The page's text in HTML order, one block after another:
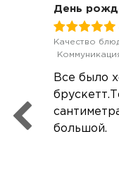
День
Качество
Все было
большой.